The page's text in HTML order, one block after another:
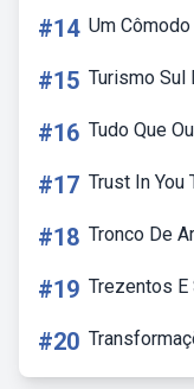
#14 Um
#15 Turismo Sul
#16 Tudo Que
#17 Trust In You
#18 Tronco De
#19 Trezentos
#20